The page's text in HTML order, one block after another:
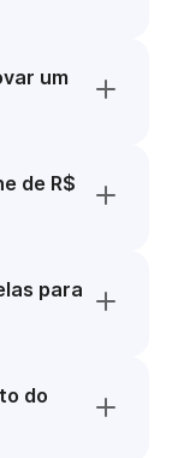
um
de R$
para
do